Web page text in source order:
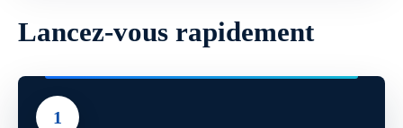
Lancez-vous rapidement
1